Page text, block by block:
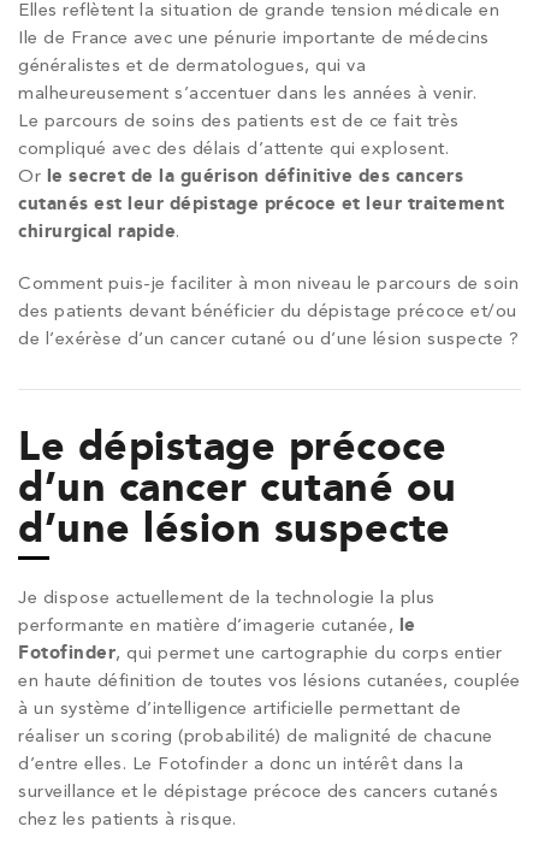
Elles reflètent la situation de grande tension médicale en
Ile de France avec une pénurie importante de médecins
généralistes et de dermatologues, qui va
malheureusement s’accentuer dans les années à venir.
Le parcours de soins des patients est de ce fait très
compliqué avec des délais d’attente qui explosent.
Or le secret de la guérison définitive des cancers
cutanés est leur dépistage précoce et leur traitement
chirurgical rapide.
Comment puis-je faciliter à mon niveau le parcours de soin
des patients devant bénéficier du dépistage précoce et/ou
de l’exérèse d’un cancer cutané ou d’une lésion suspecte ?
Le dépistage précoce
d’un cancer cutané ou
d’une lésion suspecte
Je dispose actuellement de la technologie la plus
performante en matière d’imagerie cutanée, le
Fotofinder, qui permet une cartographie du corps entier
en haute définition de toutes vos lésions cutanées, couplée
à un système d’intelligence artificielle permettant de
réaliser un scoring (probabilité) de malignité de chacune
d’entre elles. Le Fotofinder a donc un intérêt dans la
surveillance et le dépistage précoce des cancers cutanés
chez les patients à risque.